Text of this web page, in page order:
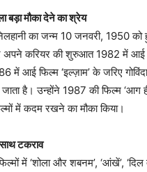
बड़ा मौका देने का श्रेय
का जन्म 10 जनवरी, 1950
अपने करियर की शुरुआत 1982 में आई
में आई फिल्म ‘इल्ज़ाम’ के जरिए
जाता है। उन्होंने 1987 की फिल्म ‘आग
में कदम रखने का मौका किया।
टकराव
में ‘शोला और शबनम’, ‘आंखें’, ‘दिल